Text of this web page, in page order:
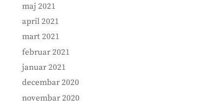
maj 2021
april 2021
mart 2021
februar 2021
januar 2021
decembar 2020
novembar 2020